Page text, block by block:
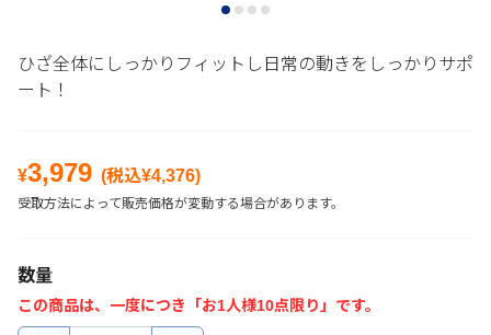
ひざ全体にしっかりフィットし日常の動きをしっかりサポ
ート！
¥3,979 (税込¥4,376)
受取方法によって販売価格が変動する場合があります。
数量
この商品は、一度につき「お1人様10点限り」です。